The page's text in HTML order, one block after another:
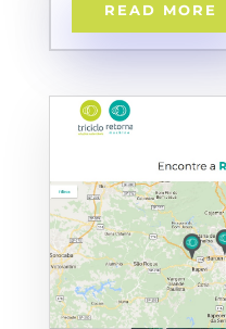
READ MORE